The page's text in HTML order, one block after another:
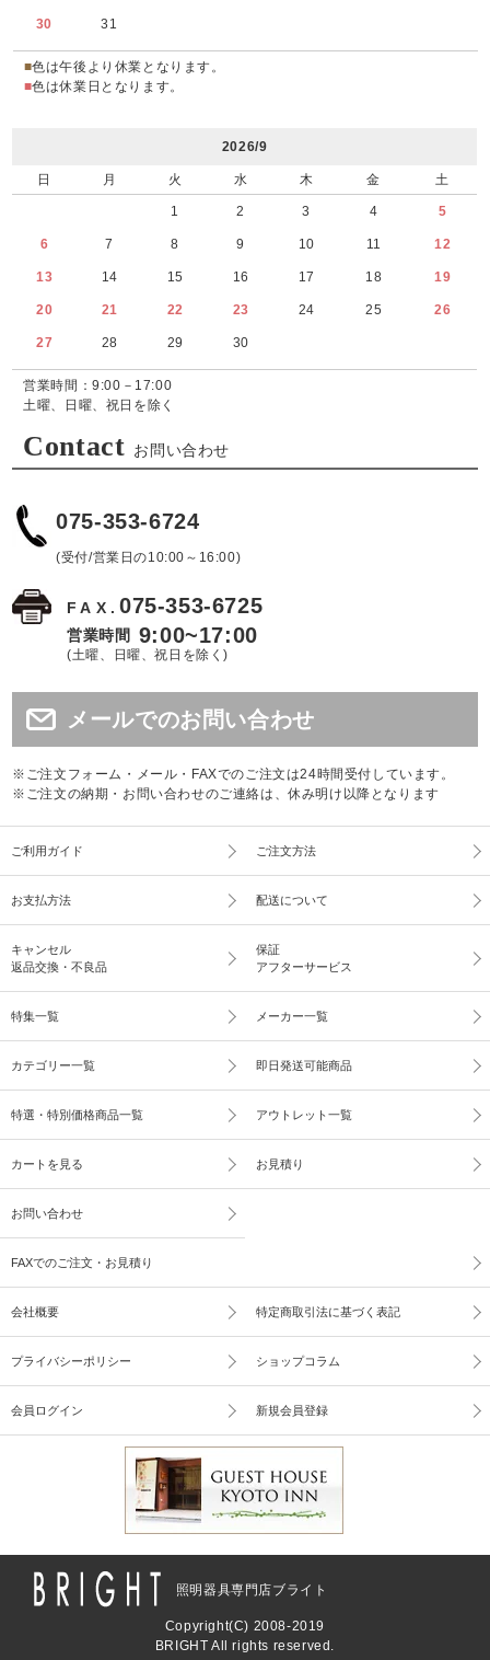
30 31
■色は午後より休業となります。
■色は休業日となります。
2026/9
日 月 火 水 木 金 土
1 2 3 4 5
6 7 8 9 10 11 12
13 14 15 16 17 18 19
20 21 22 23 24 25 26
27 28 29 30
営業時間：9:00－17:00
土曜、日曜、祝日を除く
Contact お問い合わせ
075-353-6724
(受付/営業日の10:00～16:00)
FAX.075-353-6725
営業時間 9:00~17:00
(土曜、日曜、祝日を除く)
メールでのお問い合わせ
※ご注文フォーム・メール・FAXでのご注文は24時間受付しています。
※ご注文の納期・お問い合わせのご連絡は、休み明け以降となります
ご利用ガイド ご注文方法
お支払方法 配送について
キャンセル
返品交換・不良品
保証
アフターサービス
特集一覧 メーカー一覧
カテゴリー一覧 即日発送可能商品
特選・特別価格商品一覧 アウトレット一覧
カートを見る お見積り
お問い合わせ
FAXでのご注文・お見積り
会社概要 特定商取引法に基づく表記
プライバシーポリシー ショップコラム
会員ログイン 新規会員登録
照明器具専門店ブライト
Copyright(C) 2008-2019
BRIGHT All rights reserved.